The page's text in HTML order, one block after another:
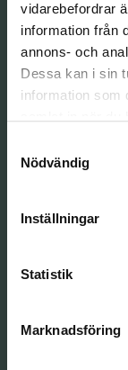
vidarebefordrar
information från
annons- och
Dessa kan i sin
information som
Nödvändig
Inställningar
Statistik
Marknadsföring
Ford
Kia
Nissan
Lynk & Co